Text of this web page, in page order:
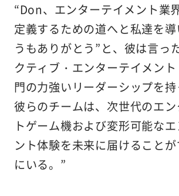
“Don、エンターテイメント業
定義するための道へと私達を
うもありがとう”と、彼は言っ
クティブ・エンターテイメン
門の力強いリーダーシップを
彼らのチームは、次世代のエ
トゲーム機および変形可能な
ント体験を未来に届けること
にいる。”